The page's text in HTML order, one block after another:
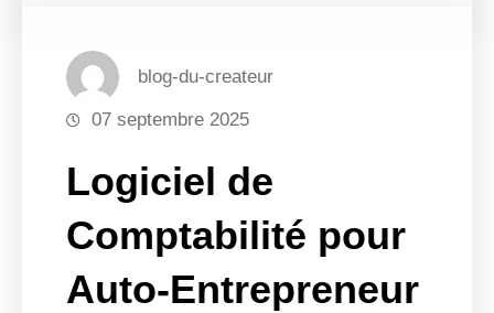
blog-du-createur
07 septembre 2025
Logiciel de
Comptabilité pour
Auto-Entrepreneur